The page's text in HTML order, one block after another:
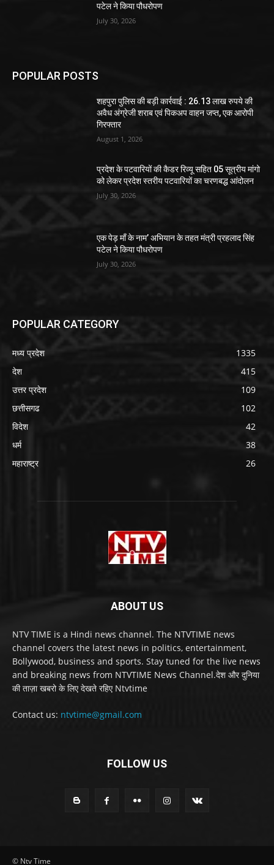
पटेल ने किया पौधरोपण
July 30, 2026
POPULAR POSTS
शहपुरा पुलिस की बड़ी कार्रवाई : 26.13 लाख रुपये की
अवैध अंग्रेजी शराब एवं पिकअप वाहन जप्त, एक आरोपी
गिरफ्तार
August 1, 2026
प्रदेश के पटवारियों की कैडर रिव्यू सहित 05 सूत्रीय मांगो
को लेकर प्रदेश स्तरीय पटवारियों का चरणबद्ध आंदोलन
July 30, 2026
एक पेड़ माँ के नाम’ अभियान के तहत मंत्री प्रहलाद सिंह
पटेल ने किया पौधरोपण
July 30, 2026
POPULAR CATEGORY
मध्य प्रदेश
1335
देश
415
उत्तर प्रदेश
109
छत्तीसगढ
102
विदेश
42
धर्म
38
महाराष्ट्र
26
ABOUT US
NTV TIME is a Hindi news channel. The NTVTIME news
channel covers the latest news in politics, entertainment,
Bollywood, business and sports. Stay tuned for the live news
and breaking news from NTVTIME News Channel.देश और दुनिया
की ताज़ा खबरो के लिए देखते रहिए Ntvtime
Contact us: ntvtime@gmail.com
FOLLOW US
© Ntv Time